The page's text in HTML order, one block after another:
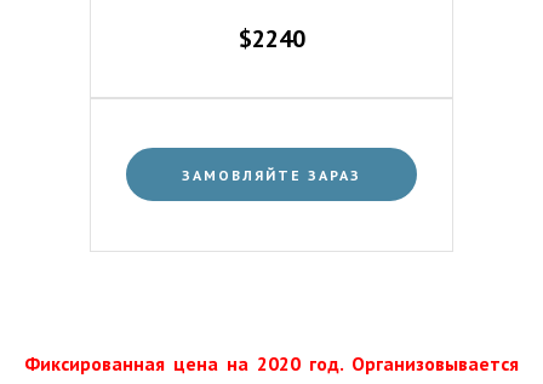
$2240
ЗАМОВЛЯЙТЕ ЗАРАЗ
Фиксированная цена на 2020 год. Организовывается